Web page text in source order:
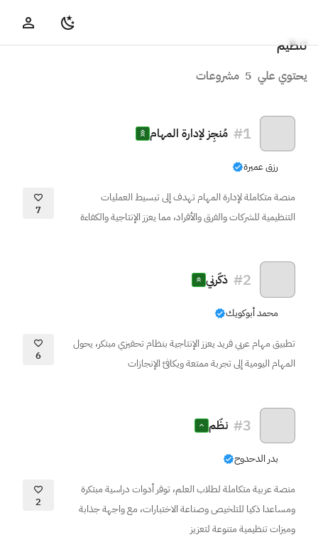
تنظيم
يحتوي علي 5 مشروعات
#1 مُنجِز لإدارة المهام
رزق عميرة
منصة متكاملة لإدارة المهام تهدف إلى تبسيط العمليات
التنظيمية للشركات والفرق والأفراد، مما يعزز الإنتاجية والكفاءة
7
#2 ذكّرني
محمد أبوكويك
تطبيق مهام عربي فريد يعزز الإنتاجية بنظام تحفيزي مبتكر، يحول
المهام اليومية إلى تجربة ممتعة ويكافئ الإنجازات
6
#3 نظّم
بدر الدحدوح
منصة عربية متكاملة لطلاب العلم، توفر أدوات دراسية مبتكرة
ومساعدا ذكيا للتلخيص وصناعة الاختبارات، مع واجهة جذابة
وميزات تنظيمية متنوعة لتعزيز
2